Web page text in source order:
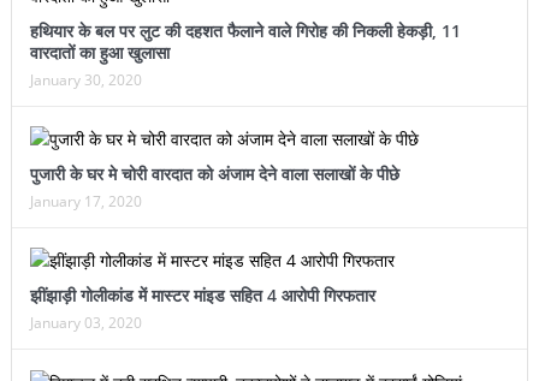
हथियार के बल पर लुट की दहशत फैलाने वाले गिरोह की निकली हेकड़ी, 11
वारदातों का हुआ खुलासा
January 30, 2020
पुजारी के घर मे चोरी वारदात को अंजाम देने वाला सलाखों के पीछे
January 17, 2020
झींझाड़ी गोलीकांड में मास्टर मांइड सहित 4 आरोपी गिरफतार
January 03, 2020